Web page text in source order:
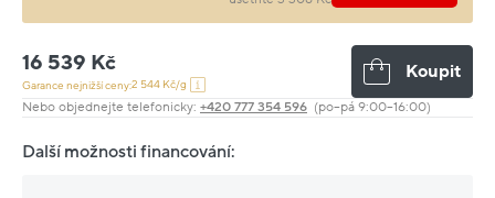
16 539 Kč
Garance nejnižší ceny:2 544 Kč/g
Koupit
Nebo objednejte telefonicky: +420 777 354 596 (po–pá 9:00–16:00)
Další možnosti financování: